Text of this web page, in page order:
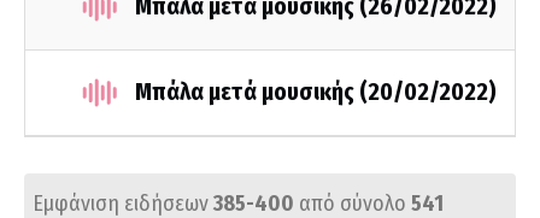
Μπάλα μετά μουσικής (26/02/2022)
Μπάλα μετά μουσικής (20/02/2022)
Εμφάνιση ειδήσεων385-400 από σύνολο 541